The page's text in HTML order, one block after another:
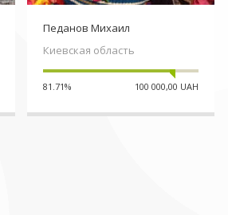
Педанов Михаил
Киевская область
81.71% 100 000,00 UAH